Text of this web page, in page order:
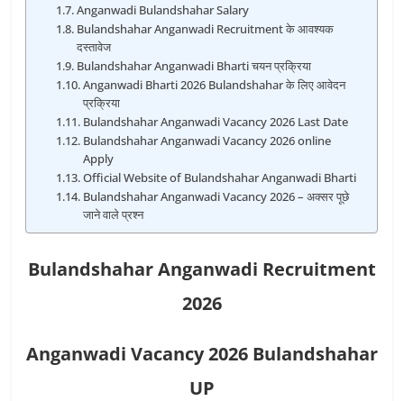
Anganwadi Bulandshahar Salary
Bulandshahar Anganwadi Recruitment के आवश्यक
दस्तावेज
Bulandshahar Anganwadi Bharti चयन प्रक्रिया
Anganwadi Bharti 2026 Bulandshahar के लिए आवेदन
प्रक्रिया
Bulandshahar Anganwadi Vacancy 2026 Last Date
Bulandshahar Anganwadi Vacancy 2026 online
Apply
Official Website of Bulandshahar Anganwadi Bharti
Bulandshahar Anganwadi Vacancy 2026 – अक्सर पूछे
जाने वाले प्रश्न
Bulandshahar Anganwadi Recruitment
2026
Anganwadi Vacancy 2026 Bulandshahar
UP